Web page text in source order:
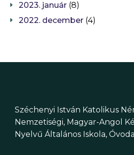
2023. január (8)
2022. december (4)
Széchenyi István Katolikus
Nemzetiségi, Magyar-Angol
Nyelvű Általános Iskola,